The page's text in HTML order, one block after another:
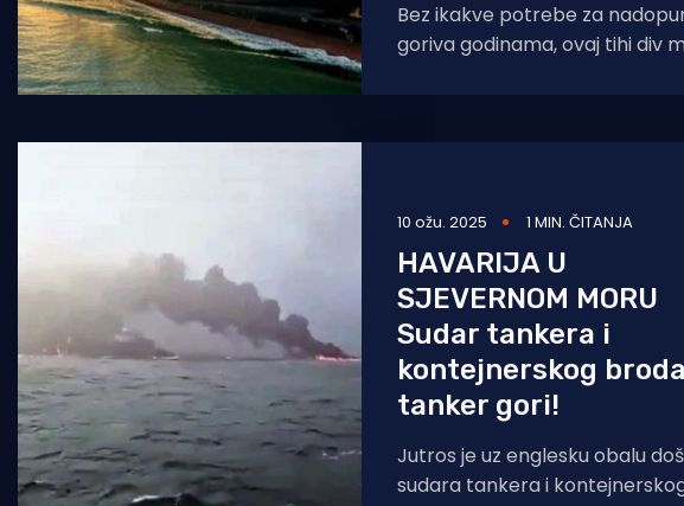
Bez ikakve potrebe za
goriva godinama, ovaj tihi div
energetsku dominaciju. Kina je
10 ožu. 2025 1 MIN. ČITANJA
HAVARIJA U
SJEVERNOM MORU
Sudar tankera i
kontejnerskog
tanker gori!
Jutros je uz englesku obalu
sudara tankera i